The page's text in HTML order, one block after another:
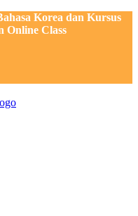
Korea dan Kursus
Online Class